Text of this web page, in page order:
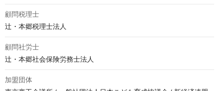
顧問税理士
辻・本郷税理士法人
顧問社労士
辻・本郷社会保険労務士法人
加盟団体